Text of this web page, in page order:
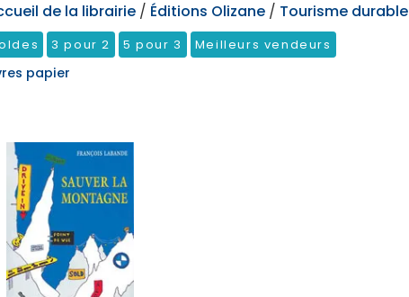
de la librairie / Éditions Olizane / Tourisme durable
3 pour 2 5 pour 3 Meilleurs vendeurs
papier